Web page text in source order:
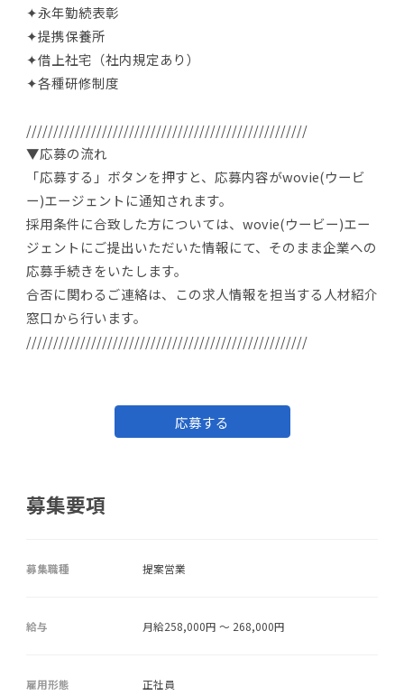
✦永年勤続表彰
✦提携保養所
✦借上社宅（社内規定あり）
✦各種研修制度
////////////////////////////////////////////////////
▼応募の流れ
「応募する」ボタンを押すと、応募内容がwovie(ウービ
ー)エージェントに通知されます。
採用条件に合致した方については、wovie(ウービー)エー
ジェントにご提出いただいた情報にて、そのまま企業への
応募手続きをいたします。
合否に関わるご連絡は、この求人情報を担当する人材紹介
窓口から行います。
////////////////////////////////////////////////////
応募する
募集要項
募集職種 提案営業
給与 月給258,000円 ～ 268,000円
雇用形態 正社員